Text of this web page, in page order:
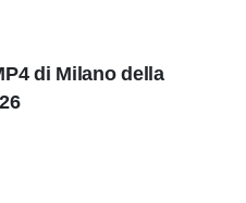
di Milano della